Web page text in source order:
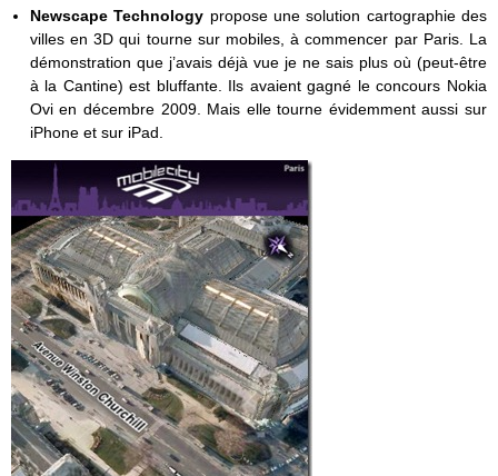
Newscape Technology propose une solution cartographie des
villes en 3D qui tourne sur mobiles, à commencer par Paris. La
démonstration que j’avais déjà vue je ne sais plus où (peut-être
à la Cantine) est bluffante. Ils avaient gagné le concours Nokia
Ovi en décembre 2009. Mais elle tourne évidemment aussi sur
iPhone et sur iPad.